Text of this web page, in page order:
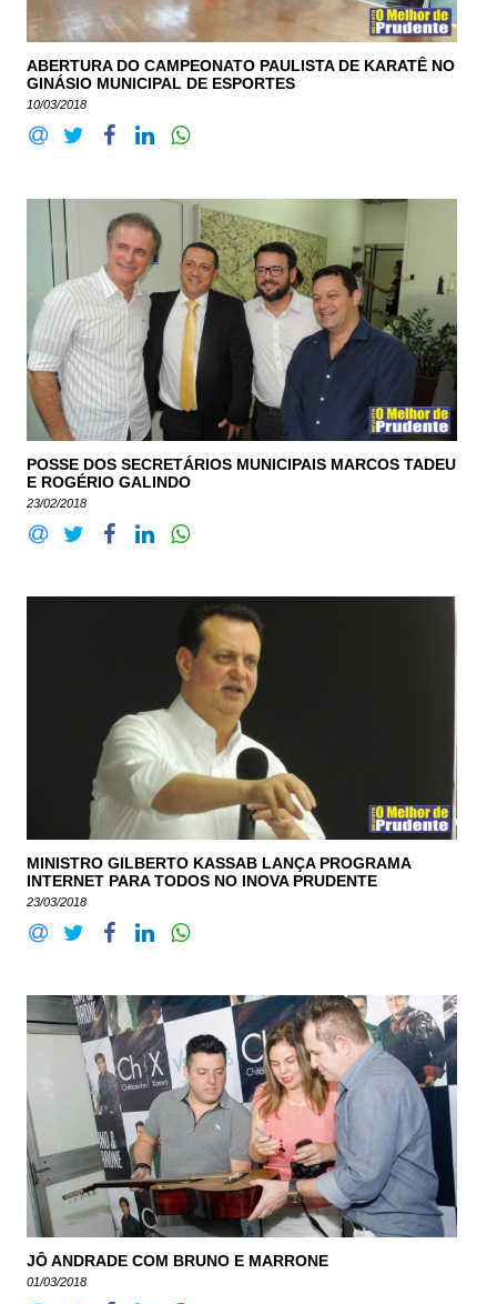
ABERTURA DO CAMPEONATO PAULISTA DE KARATÊ NO
GINÁSIO MUNICIPAL DE ESPORTES
10/03/2018
POSSE DOS SECRETÁRIOS MUNICIPAIS MARCOS TADEU
E ROGÉRIO GALINDO
23/02/2018
MINISTRO GILBERTO KASSAB LANÇA PROGRAMA
INTERNET PARA TODOS NO INOVA PRUDENTE
23/03/2018
JÔ ANDRADE COM BRUNO E MARRONE
01/03/2018